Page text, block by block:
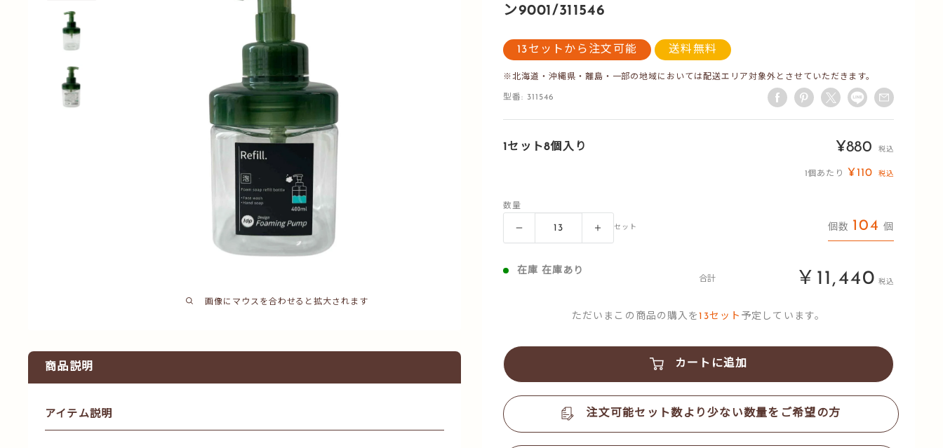
画像にマウスを合わせると拡大されます
ン9001/311546
13セットから注文可能 送料無料
※北海道・沖縄県・離島・一部の地域においては配送エリア対象外とさせていただきます。
型番: 311546
1セット8個入り
販
売
¥880 税込
1個あたり ¥110 税込
数量
セット 個数 104 個
在庫 在庫あり
合計 ￥11,440 税込
ただいまこの商品の購入を13セット 予定しています。
カートに追加
注文可能セット数より少ない数量をご希望の方
商品説明
アイテム説明